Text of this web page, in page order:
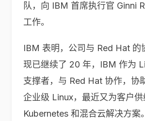
队，向 IBM 首席执行官 Ginni
工作。
IBM 表明，公司与 Red Hat 的
现已继续了 20 年，IBM 作为
支撑者，与 Red Hat 协作，协
企业级 Linux，最近又为客户供
Kubernetes 和混合云解决方案。